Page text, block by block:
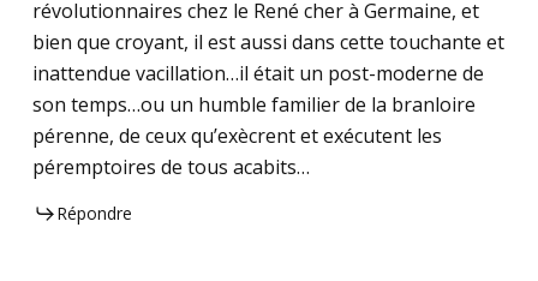
révolutionnaires chez le René cher à Germaine, et
bien que croyant, il est aussi dans cette touchante et
inattendue vacillation…il était un post-moderne de
son temps…ou un humble familier de la branloire
pérenne, de ceux qu’exècrent et exécutent les
péremptoires de tous acabits…
Répondre